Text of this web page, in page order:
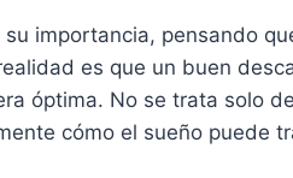
importancia, pensando
es que un buen
óptima. No se trata solo
cómo el sueño puede